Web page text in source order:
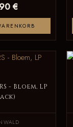
€
- Bloem, LP